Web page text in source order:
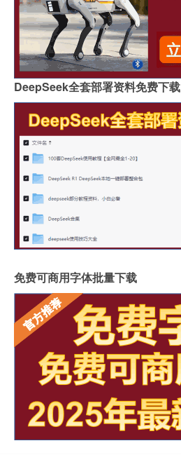
DeepSeek全套部署资料免费下载
免费可商用字体批量下载